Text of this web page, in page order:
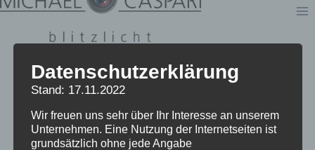
Datenschutzerklärung
Stand: 17.11.2022
Wir freuen uns sehr über Ihr Interesse an unserem
Unternehmen. Eine Nutzung der Internetseiten ist
grundsätzlich ohne jede Angabe